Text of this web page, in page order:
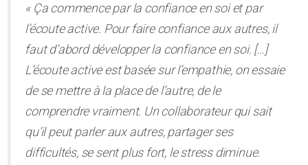
« Ça commence par la confiance en soi et par
l’écoute active. Pour faire confiance aux autres, il
faut d’abord développer la confiance en soi. […]
L’écoute active est basée sur l’empathie, on essaie
de se mettre à la place de l’autre, de le
comprendre vraiment. Un collaborateur qui sait
qu’il peut parler aux autres, partager ses
difficultés, se sent plus fort, le stress diminue.